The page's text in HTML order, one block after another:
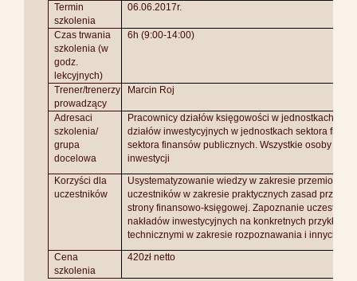
Termin
szkolenia
06.06.2017r.
Czas trwania
szkolenia (w
godz.
lekcyjnych)
6h (9:00-14:00)
Trener/trenerzy
prowadzący
Marcin Roj
Adresaci
szkolenia/
grupa
docelowa
Pracownicy działów księgowości w jednostkach
działów inwestycyjnych w jednostkach sektora
sektora finansów publicznych. Wszystkie osoby
inwestycji
Korzyści dla
uczestników
Usystematyzowanie wiedzy w zakresie przemiotu
uczestników w zakresie praktycznych zasad
strony finansowo-księgowej. Zapoznanie
nakładów inwestycyjnych na konkretnych
technicznymi w zakresie rozpoznawania i innych
Cena
szkolenia
420zł netto